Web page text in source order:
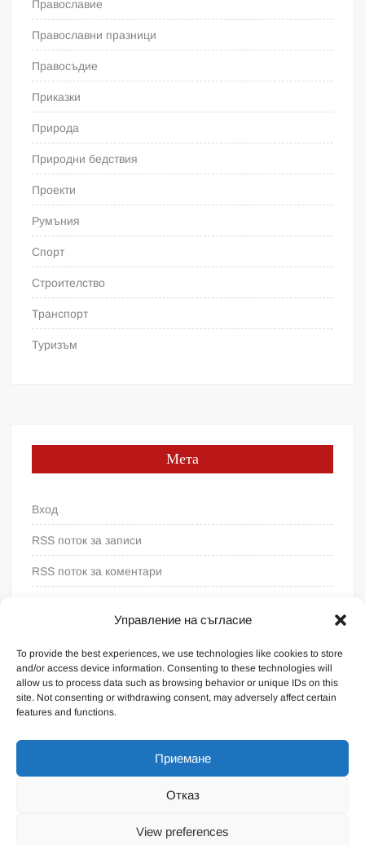
Управление на съгласие
To provide the best experiences, we use technologies like cookies to store
and/or access device information. Consenting to these technologies will
allow us to process data such as browsing behavior or unique IDs on this
site. Not consenting or withdrawing consent, may adversely affect certain
features and functions.
Приемане
Отказ
View preferences
Православие
Православни празници
Правосъдие
Приказки
Природа
Природни бедствия
Проекти
Румъния
Спорт
Строителство
Транспорт
Туризъм
Мета
Вход
RSS поток за записи
RSS поток за коментари
Proudly powered by WordPress |Theme: FreeNews